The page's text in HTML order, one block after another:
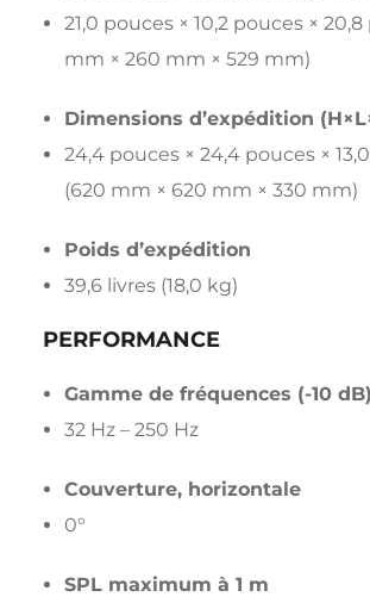
21,0 pouces × 10,2 pouces ×
mm × 260 mm × 529 mm)
Dimensions d’expédition
24,4 pouces × 24,4 pouces ×
(620 mm × 620 mm × 330 mm)
Poids d’expédition
39,6 livres (18,0 kg)
PERFORMANCE
Gamme de fréquences (-10 dB)
32 Hz – 250 Hz
Couverture, horizontale
0°
SPL maximum à 1 m